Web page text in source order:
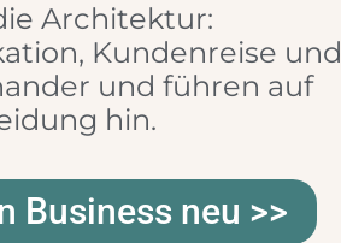
Architektur:
Kundenreise und
und führen auf
hin.
Business neu >>